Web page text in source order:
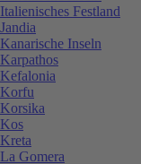
Italienisches Festland
Jandia
Kanarische Inseln
Karpathos
Kefalonia
Korfu
Korsika
Kos
Kreta
La Gomera